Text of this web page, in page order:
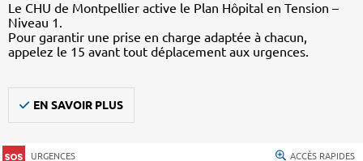
Le CHU de Montpellier active le Plan Hôpital en Tension –
Niveau 1.
Pour garantir une prise en charge adaptée à chacun,
appelez le 15 avant tout déplacement aux urgences.
EN SAVOIR PLUS
URGENCES ACCÈS RAPIDES